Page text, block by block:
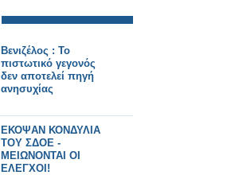
Βενιζέλος : Το
πιστωτικό γεγονός
δεν αποτελεί πηγή
ανησυχίας
ΕΚΟΨΑΝ ΚΟΝΔΥΛΙΑ
ΤΟΥ ΣΔΟΕ -
ΜΕΙΩΝΟΝΤΑΙ ΟΙ
ΕΛΕΓΧΟΙ!